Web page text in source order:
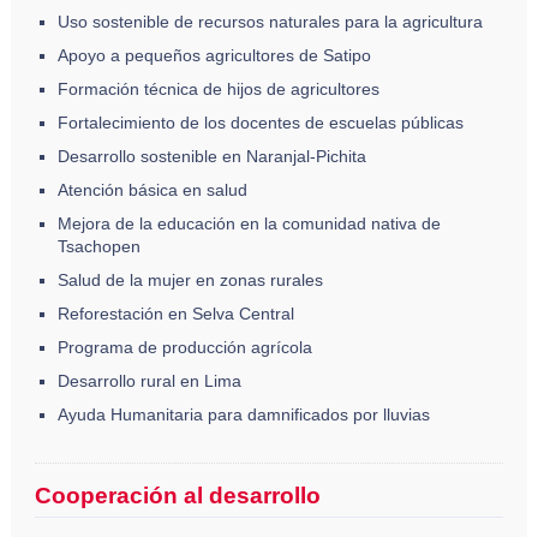
Uso sostenible de recursos naturales para la agricultura
Apoyo a pequeños agricultores de Satipo
Formación técnica de hijos de agricultores
Fortalecimiento de los docentes de escuelas públicas
Desarrollo sostenible en Naranjal-Pichita
Atención básica en salud
Mejora de la educación en la comunidad nativa de
Tsachopen
Salud de la mujer en zonas rurales
Reforestación en Selva Central
Programa de producción agrícola
Desarrollo rural en Lima
Ayuda Humanitaria para damnificados por lluvias
Cooperación al desarrollo